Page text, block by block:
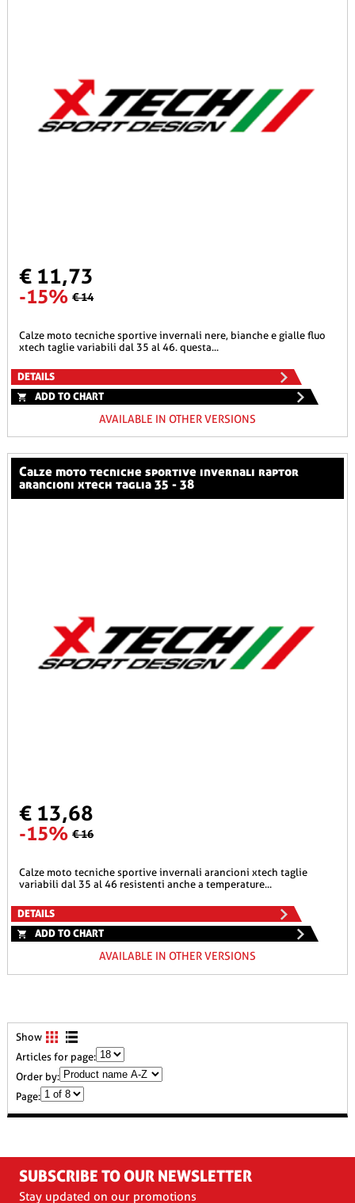
€ 11,73
-15% € 14
calze moto tecniche sportive invernali nere, bianche e gialle fluo
xtech taglie variabili dal 35 al 46. questa...
DETAILS
ADD TO CHART
AVAILABLE IN OTHER VERSIONS
calze moto tecniche sportive invernali raptor
arancioni xtech taglia 35 - 38
€ 13,68
-15% € 16
calze moto tecniche sportive invernali arancioni xtech taglie
variabili dal 35 al 46 resistenti anche a temperature...
DETAILS
ADD TO CHART
AVAILABLE IN OTHER VERSIONS
Show
Articles for page:
Order by:
Page:
SUBSCRIBE TO OUR NEWSLETTER
Stay updated on our promotions